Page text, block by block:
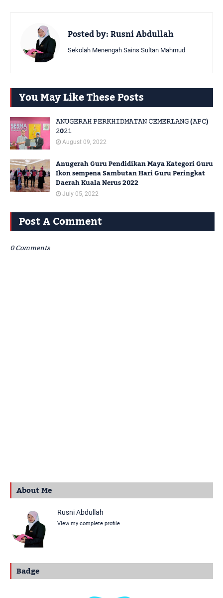
Posted by:Rusni Abdullah
Sekolah Menengah Sains Sultan Mahmud
You May Like These Posts
𝙰𝙽𝚄𝙶𝙴𝚁𝙰𝙷 𝙿𝙴𝚁𝙺𝙷𝙸𝙳𝙼𝙰𝚃𝙰𝙽 𝙲𝙴𝙼𝙴𝚁𝙻𝙰𝙽𝙶 (𝙰𝙿𝙲)
𝟸0𝟸𝟷
August 09, 2022
Anugerah Guru Pendidikan Maya Kategori Guru
Ikon sempena Sambutan Hari Guru Peringkat
Daerah Kuala Nerus 2022
July 05, 2022
Post A Comment
0 Comments
About Me
Rusni Abdullah
View my complete profile
Badge